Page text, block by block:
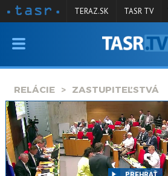
VYSIELANIE
SPRAVODAJSTVO
KONTAKT
ARCHÍV
TERAZ.SK TASR TV
RELÁCIE ZASTUPITEĽSTVÁ
PREHRAŤ